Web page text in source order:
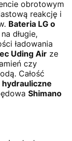
obrotowym
reakcję i
Bateria LG o
długie,
ładowania
Uding Air ze
czy
Całość
Shimano